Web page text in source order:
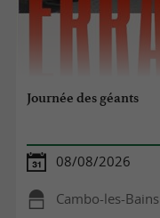
Journée des géants
08/08/2026
Cambo-les-Bains